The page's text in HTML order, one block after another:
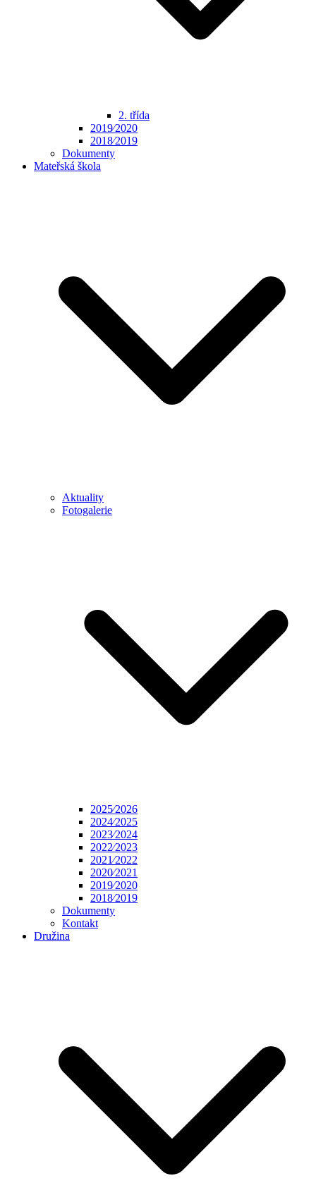
2. třída
2019⁄2020
2018⁄2019
Dokumenty
Mateřská škola
Aktuality
Fotogalerie
2025⁄2026
2024⁄2025
2023⁄2024
2022⁄2023
2021⁄2022
2020⁄2021
2019⁄2020
2018⁄2019
Dokumenty
Kontakt
Družina